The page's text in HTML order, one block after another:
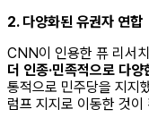
2. 다양화된 유권자 연합
CNN이 인용한 퓨 리서
더 인종·민족적으로 다
통적으로 민주당을 지지
럼프 지지로 이동한 것